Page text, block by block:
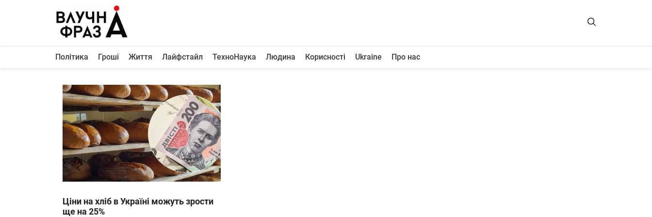
Політика
Життя
Лайфстайл
ТехноНаука
Людина
Корисності
Про нас
Політика Гроші Життя Лайфстайл ТехноНаука Людина Корисності Ukraine Про нас
Ціни на хліб в Україні можуть зрости
ще на 25%